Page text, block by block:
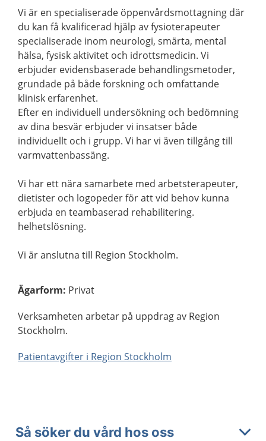
Vi är en specialiserade öppenvårdsmottagning där
du kan få kvalificerad hjälp av fysioterapeuter
specialiserade inom neurologi, smärta, mental
hälsa, fysisk aktivitet och idrottsmedicin. Vi
erbjuder evidensbaserade behandlingsmetoder,
grundade på både forskning och omfattande
klinisk erfarenhet.
Efter en individuell undersökning och bedömning
av dina besvär erbjuder vi insatser både
individuellt och i grupp. Vi har vi även tillgång till
varmvattenbassäng.
Vi har ett nära samarbete med arbetsterapeuter,
dietister och logopeder för att vid behov kunna
erbjuda en teambaserad rehabilitering.
helhetslösning.
Vi är anslutna till Region Stockholm.
Ägarform: Privat
Verksamheten arbetar på uppdrag av Region
Stockholm.
Patientavgifter i Region Stockholm
Så söker du vård hos oss